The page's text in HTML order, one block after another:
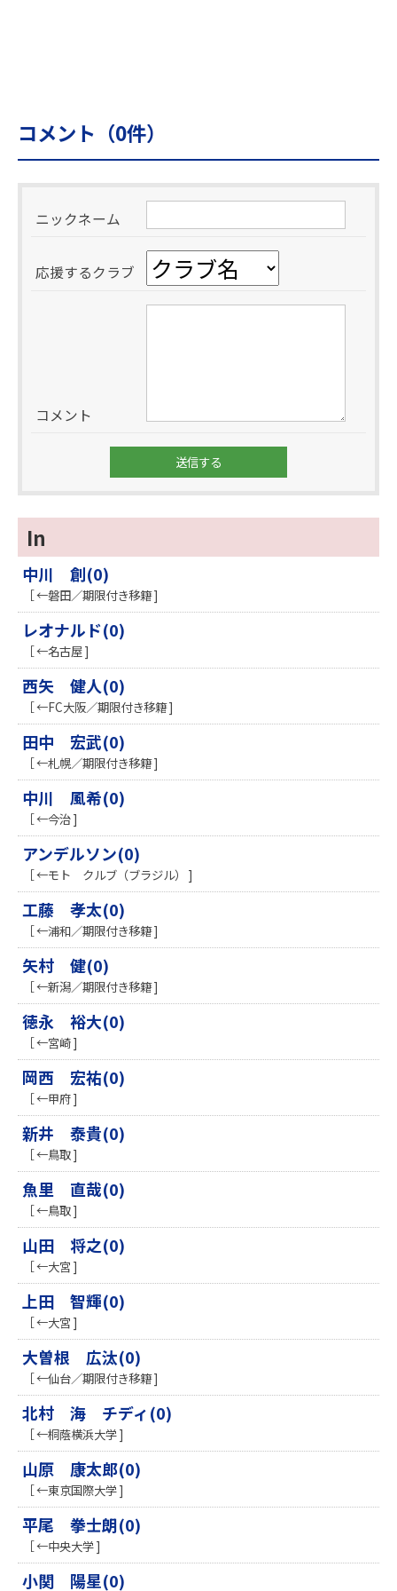
コメント（0件）
ニックネーム
応援するクラブ
コメント
In
中川 創(0)
［ ←磐田／期限付き移籍 ]
レオナルド(0)
［ ←名古屋 ]
西矢 健人(0)
［ ←FC大阪／期限付き移籍 ]
田中 宏武(0)
［ ←札幌／期限付き移籍 ]
中川 風希(0)
［ ←今治 ]
アンデルソン(0)
［ ←モト クルブ（ブラジル） ]
工藤 孝太(0)
［ ←浦和／期限付き移籍 ]
矢村 健(0)
［ ←新潟／期限付き移籍 ]
徳永 裕大(0)
［ ←宮崎 ]
岡西 宏祐(0)
［ ←甲府 ]
新井 泰貴(0)
［ ←鳥取 ]
魚里 直哉(0)
［ ←鳥取 ]
山田 将之(0)
［ ←大宮 ]
上田 智輝(0)
［ ←大宮 ]
大曽根 広汰(0)
［ ←仙台／期限付き移籍 ]
北村 海 チディ(0)
［ ←桐蔭横浜大学 ]
山原 康太郎(0)
［ ←東京国際大学 ]
平尾 拳士朗(0)
［ ←中央大学 ]
小関 陽星(0)